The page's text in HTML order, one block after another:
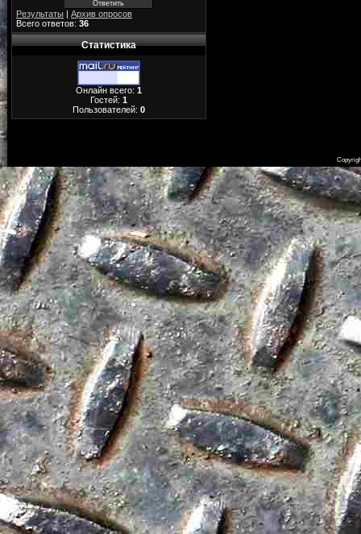
Результаты | Архив опросов
Всего ответов: 36
Статистика
Онлайн всего: 1
Гостей: 1
Пользователей: 0